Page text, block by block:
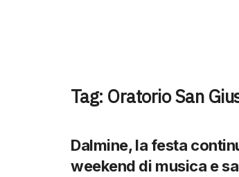
Tag: Oratorio San
Dalmine, la festa
weekend di musica e